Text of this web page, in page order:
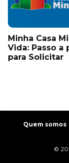
Minha Casa
Vida: Passo a
para Solicitar
Quem somos
©